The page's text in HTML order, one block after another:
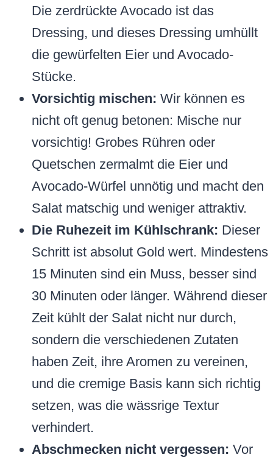
Die zerdrückte Avocado ist das
Dressing, und dieses Dressing umhüllt
die gewürfelten Eier und Avocado-
Stücke.
Vorsichtig mischen: Wir können es
nicht oft genug betonen: Mische nur
vorsichtig! Grobes Rühren oder
Quetschen zermalmt die Eier und
Avocado-Würfel unnötig und macht den
Salat matschig und weniger attraktiv.
Die Ruhezeit im Kühlschrank: Dieser
Schritt ist absolut Gold wert. Mindestens
15 Minuten sind ein Muss, besser sind
30 Minuten oder länger. Während dieser
Zeit kühlt der Salat nicht nur durch,
sondern die verschiedenen Zutaten
haben Zeit, ihre Aromen zu vereinen,
und die cremige Basis kann sich richtig
setzen, was die wässrige Textur
verhindert.
Abschmecken nicht vergessen: Vor